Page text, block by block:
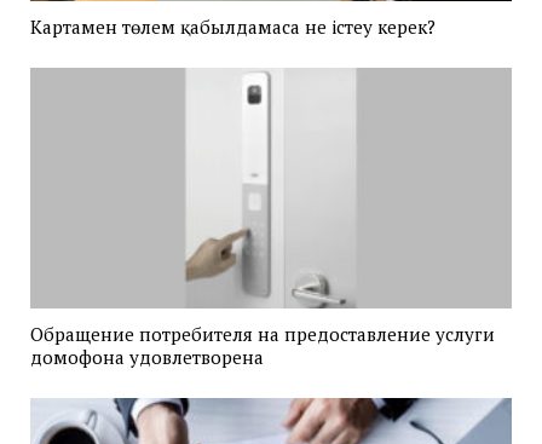
Картамен төлем қабылдамаса не істеу керек?
Обращение потребителя на предоставление услуги
домофона удовлетворена